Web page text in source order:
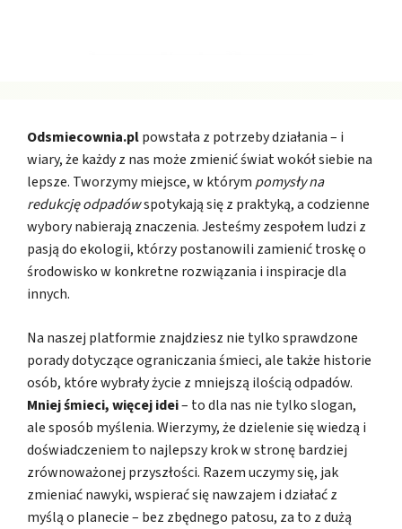
Odsmiecownia.plpowstała z potrzeby działania – i
wiary, że każdy z nas może zmienić świat wokół siebie na
lepsze. Tworzymy miejsce, w którym pomysły na
redukcję odpadówspotykają się z praktyką, a codzienne
wybory nabierają znaczenia. Jesteśmy zespołem ludzi z
pasją do ekologii, którzy postanowili zamienić troskę o
środowisko w konkretne rozwiązania i inspiracje dla
innych.
Na naszej platformie znajdziesz nie tylko sprawdzone
porady dotyczące ograniczania śmieci, ale także historie
osób, które wybrały życie z mniejszą ilością odpadów.
Mniej śmieci, więcej idei– to dla nas nie tylko slogan,
ale sposób myślenia. Wierzymy, że dzielenie się wiedzą i
doświadczeniem to najlepszy krok w stronę bardziej
zrównoważonej przyszłości. Razem uczymy się, jak
zmieniać nawyki, wspierać się nawzajem i działać z
myślą o planecie – bez zbędnego patosu, za to z dużą